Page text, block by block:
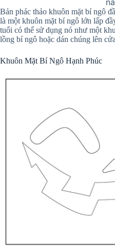
Bản phác thảo khuôn mặt bí ngô
là một khuôn mặt bí ngô lớn lấp
tuổi có thể sử dụng nó như một
lồng bí ngô hoặc dán chúng lên
Khuôn Mặt Bí Ngô Hạnh Phúc